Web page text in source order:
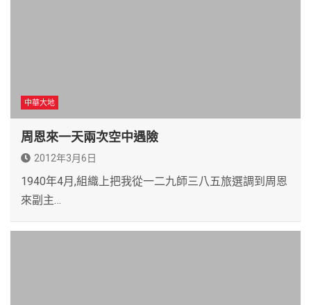
中華大地
周恩來一天兩次空中遇險
2012年3月6日
1940年4月,組織上把我從一二九師三八五旅選調到周恩
來副主…